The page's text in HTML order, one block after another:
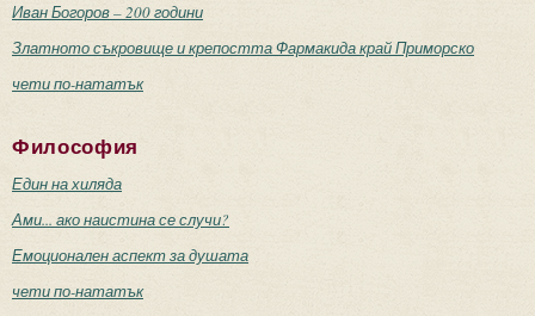
Иван Богоров – 200 години
Златното съкровище и крепостта Фармакида край Приморско
чети по-нататък
Философия
Един на хиляда
Ами... ако наистина се случи?
Емоционален аспект за душата
чети по-нататък